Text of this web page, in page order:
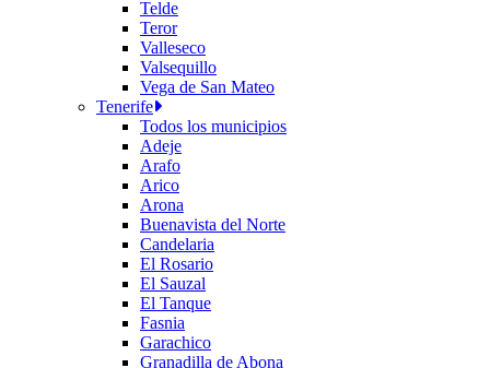
Telde
Teror
Valleseco
Valsequillo
Vega de San Mateo
Tenerife
Todos los municipios
Adeje
Arafo
Arico
Arona
Buenavista del Norte
Candelaria
El Rosario
El Sauzal
El Tanque
Fasnia
Garachico
Granadilla de Abona